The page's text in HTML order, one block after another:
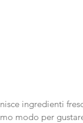
ingredienti
modo per